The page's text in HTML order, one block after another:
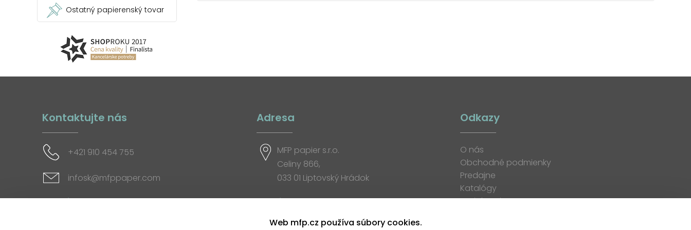
Ostatný papierenský tovar
Kontaktujte nás
+421 910 454 755
infosk@mfppaper.com
Sociálne siete
Adresa
MFP papier s.r.o.
Celiny 866,
033 01 Liptovský Hrádok
Otváracia doba
Odkazy
O nás
Obchodné podmienky
Predajne
Katalógy
K stiahnutiu
Web mfp.cz používa súbory cookies.